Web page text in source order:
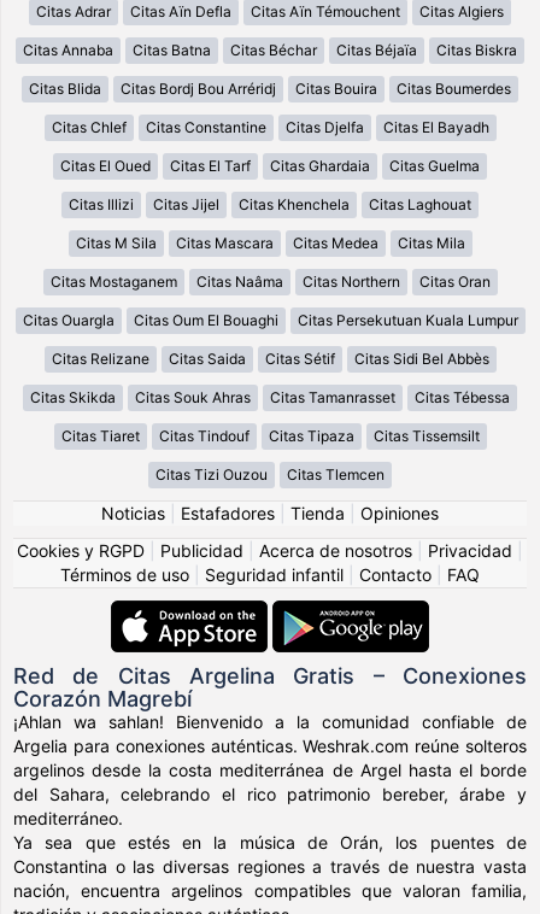
Citas Adrar Citas Aïn Defla Citas Aïn Témouchent Citas Algiers
Citas Annaba Citas Batna Citas Béchar Citas Béjaïa Citas Biskra
Citas Blida Citas Bordj Bou Arréridj Citas Bouira Citas Boumerdes
Citas Chlef Citas Constantine Citas Djelfa Citas El Bayadh
Citas El Oued Citas El Tarf Citas Ghardaia Citas Guelma
Citas Illizi Citas Jijel Citas Khenchela Citas Laghouat
Citas M Sila Citas Mascara Citas Medea Citas Mila
Citas Mostaganem Citas Naâma Citas Northern Citas Oran
Citas Ouargla Citas Oum El Bouaghi Citas Persekutuan Kuala Lumpur
Citas Relizane Citas Saida Citas Sétif Citas Sidi Bel Abbès
Citas Skikda Citas Souk Ahras Citas Tamanrasset Citas Tébessa
Citas Tiaret Citas Tindouf Citas Tipaza Citas Tissemsilt
Citas Tizi Ouzou Citas Tlemcen
Noticias Estafadores Tienda
Opiniones
Cookies y RGPD
Publicidad Acerca de nosotros Privacidad
Términos de uso
Seguridad infantil Contacto FAQ
Red de Citas Argelina Gratis – Conexiones
Corazón Magrebí
¡Ahlan wa sahlan! Bienvenido a la comunidad confiable de
Argelia para conexiones auténticas. Weshrak.com reúne solteros
argelinos desde la costa mediterránea de Argel hasta el borde
del Sahara, celebrando el rico patrimonio bereber, árabe y
mediterráneo.
Ya sea que estés en la música de Orán, los puentes de
Constantina o las diversas regiones a través de nuestra vasta
nación, encuentra argelinos compatibles que valoran familia,